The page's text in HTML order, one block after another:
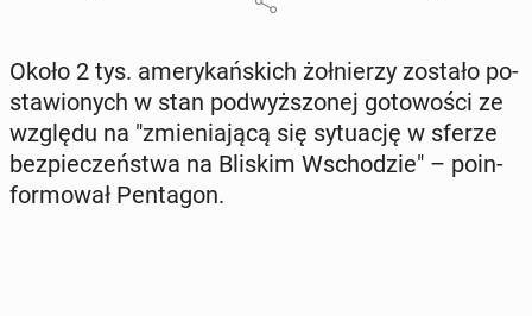
Około 2 tys. ame­ry­kań­skich żoł­nie­rzy zostało po­
sta­wio­nych w stan pod­wyż­szo­nej go­to­wo­ści ze
względu na "zmie­nia­ją­cą się sy­tu­ację w sferze
bez­pie­czeń­stwa na Bliskim Wscho­dzie" – po­in­
for­mo­wał Pen­ta­gon.